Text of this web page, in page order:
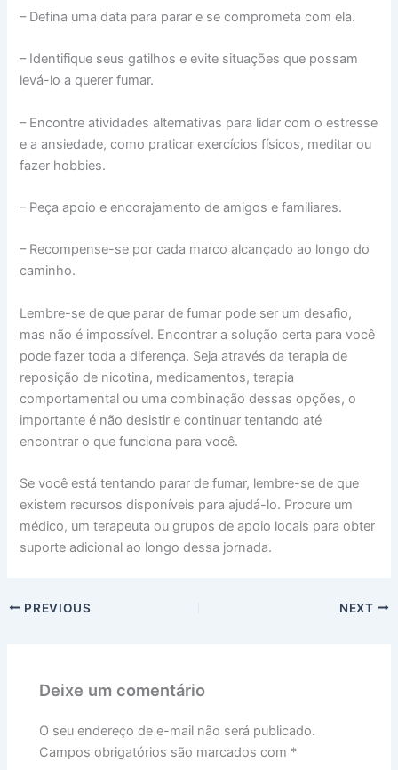
– Defina uma data para parar e se comprometa com ela.
– Identifique seus gatilhos e evite situações que possam
levá-lo a querer fumar.
– Encontre atividades alternativas para lidar com o estresse
e a ansiedade, como praticar exercícios físicos, meditar ou
fazer hobbies.
– Peça apoio e encorajamento de amigos e familiares.
– Recompense-se por cada marco alcançado ao longo do
caminho.
Lembre-se de que parar de fumar pode ser um desafio,
mas não é impossível. Encontrar a solução certa para você
pode fazer toda a diferença. Seja através da terapia de
reposição de nicotina, medicamentos, terapia
comportamental ou uma combinação dessas opções, o
importante é não desistir e continuar tentando até
encontrar o que funciona para você.
Se você está tentando parar de fumar, lembre-se de que
existem recursos disponíveis para ajudá-lo. Procure um
médico, um terapeuta ou grupos de apoio locais para obter
suporte adicional ao longo dessa jornada.
PREVIOUS NEXT
Deixe um comentário
O seu endereço de e-mail não será publicado.
Campos obrigatórios são marcados com *